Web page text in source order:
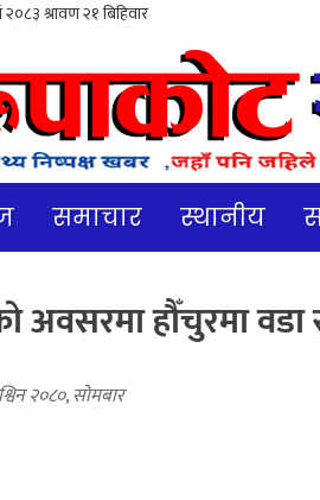
समाचार स्थानीय
अवसरमा हौँचुरमा वडा
२०८०, सोमबार